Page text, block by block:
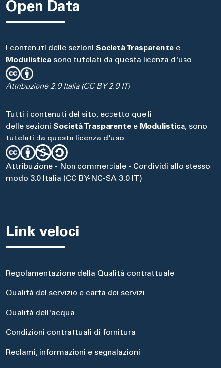
Open Data
I contenuti delle sezioni Società Trasparente e
Modulistica sono tutelati da questa licenza d'uso
Attribuzione 2.0 Italia (CC BY 2.0 IT)
Tutti i contenuti del sito, eccetto quelli
delle sezioni Società Trasparente e Modulistica, sono
tutelati da questa licenza d'uso
Attribuzione - Non commerciale - Condividi allo stesso
modo 3.0 Italia (CC BY-NC-SA 3.0 IT)
Link veloci
Regolamentazione della Qualità contrattuale
Qualità del servizio e carta dei servizi
Qualità dell'acqua
Condizioni contrattuali di fornitura
Reclami, informazioni e segnalazioni